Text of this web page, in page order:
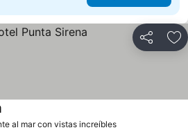
Compartir
al mar con vistas increíbles